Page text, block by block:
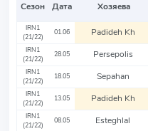
Сезон Дата Хозяева
IRN1
(21/22)
01.06 Padideh Kh
IRN1
(21/22)
28.05 Persepolis
IRN1
(21/22)
18.05 Sepahan
IRN1
(21/22)
13.05 Padideh Kh
IRN1
(21/22)
08.05 Esteghlal